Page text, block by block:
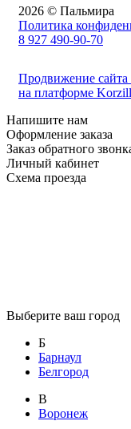
2026 © Пальмира
Политика
8 927 490-90-70
Продвижение
на платформе
Напишите нам
Оформление заказа
Заказ обратного
Личный кабинет
Схема проезда
Выберите ваш город
Б
Барнаул
Белгород
В
Воронеж